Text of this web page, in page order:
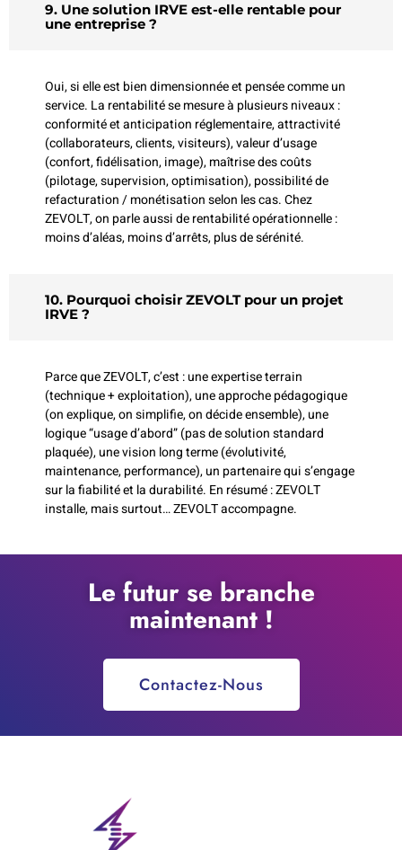
9. Une solution IRVE est-elle rentable pour
une entreprise ?
Oui, si elle est bien dimensionnée et pensée comme un
service. La rentabilité se mesure à plusieurs niveaux :
conformité et anticipation réglementaire, attractivité
(collaborateurs, clients, visiteurs), valeur d’usage
(confort, fidélisation, image), maîtrise des coûts
(pilotage, supervision, optimisation), possibilité de
refacturation / monétisation selon les cas. Chez
ZEVOLT, on parle aussi de rentabilité opérationnelle :
moins d’aléas, moins d’arrêts, plus de sérénité.
10. Pourquoi choisir ZEVOLT pour un projet
IRVE ?
Parce que ZEVOLT, c’est : une expertise terrain
(technique + exploitation), une approche pédagogique
(on explique, on simplifie, on décide ensemble), une
logique “usage d’abord” (pas de solution standard
plaquée), une vision long terme (évolutivité,
maintenance, performance), un partenaire qui s’engage
sur la fiabilité et la durabilité. En résumé : ZEVOLT
installe, mais surtout… ZEVOLT accompagne.
Le futur se branche
maintenant !
Contactez-Nous